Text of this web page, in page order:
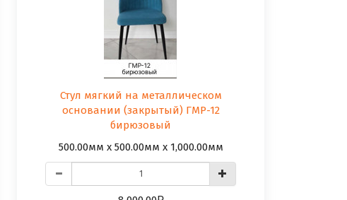
Стул мягкий на металлическом
основании (закрытый) ГМР-12
бирюзовый
500.00мм x 500.00мм x 1,000.00мм